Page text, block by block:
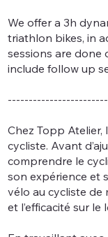
We offer a 3h
triathlon bikes, in
sessions are done
include follow up
Chez Topp
cycliste. Avant
comprendre le
son expérience et
vélo au cycliste de
et l’efficacité sur le